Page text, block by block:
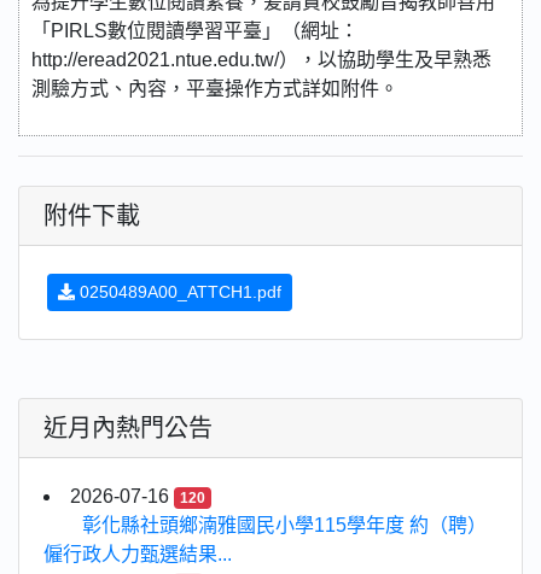
「PIRLS數位閱讀學習平臺」（網址：
http://eread2021.ntue.edu.tw/），以協助學生及早熟悉
測驗方式、內容，平臺操作方式詳如附件。
附件下載
0250489A00_ATTCH1.pdf
近月內熱門公告
2026-07-16 120
彰化縣社頭鄉湳雅國民小學115學年度 約（聘）
僱行政人力甄選結果...